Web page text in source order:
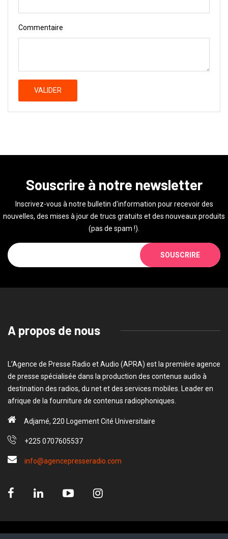
Commentaire
VALIDER
Souscrire à notre newsletter
Inscrivez-vous à notre bulletin d'information pour recevoir des
nouvelles, des mises à jour de trucs gratuits et des nouveaux produits
(pas de spam !).
SOUSCRIRE
A propos de nous
L’Agence de Presse Radio et Audio (APRA) est la première agence
de presse spécialisée dans la production des contenus audio à
destination des radios, du net et des services mobiles. Leader en
afrique de la fourniture de contenus radiophoniques.
Adjamé, 220 Logement Cité Universitaire
+225 0707605537
info@agencepresseradio.com